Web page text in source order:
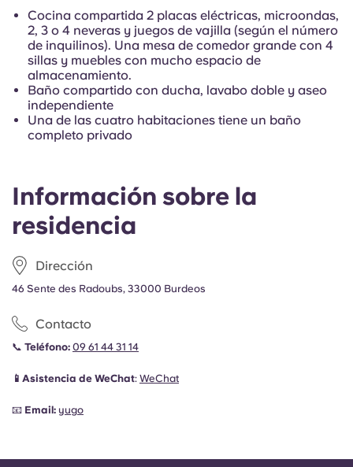
Información sobre la
residencia
Dirección
46 Sente des Radoubs, 33000 Burdeos
Contacto
📞 Teléfono: 09 61 44 31 14
📱Asistencia de WeChat: WeChat
📧 Email: yugo
Cocina compartida 2 placas eléctricas, microondas,
2, 3 o 4 neveras y juegos de vajilla (según el número
de inquilinos). Una mesa de comedor grande con 4
sillas y muebles con mucho espacio de
almacenamiento.
Baño compartido con ducha, lavabo doble y aseo
independiente
Una de las cuatro habitaciones tiene un baño
completo privado